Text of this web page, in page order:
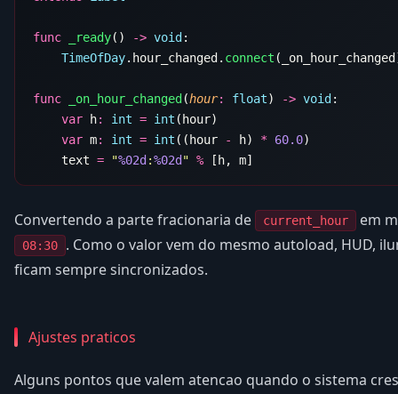
func _ready() -> void
    TimeOfDay
.hour_changed. connect
func _on_hour_changed (hour: float) -> void
    var
h: int = int
    var
m: int = int ((hour - h) * 60.0
    text
= "%02d :%02d " %
Convertendo a parte fracionaria de current_hour em
08:30
. Como o valor vem do mesmo autoload, HUD,
ficam sempre sincronizados.
Ajustes praticos
Alguns pontos que valem atencao quando o sistema